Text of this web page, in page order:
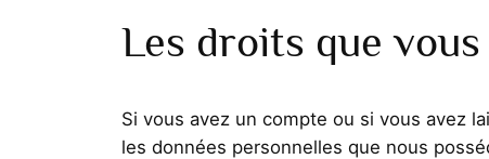
Les droits que
Si vous avez un compte ou si vous avez
les données personnelles que nous